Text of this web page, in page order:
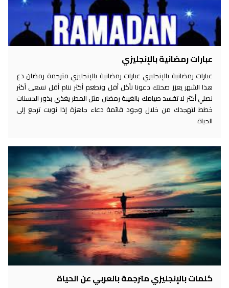
عبارات رمضانية بالإنجليزي
عبارات رمضانية بالإنجليزي عبارات رمضانية بالإنجليزي مترجمة رمضان دع
هذا الشهر يعزز صحتك دعونا نأكل أقل ونطعم أكثر ننام أقل نسعى أكثر
نصلي أكثر لا تفسد صيامك بالغيبة رمضان مثل المطر يغذي بذور الحسنات
خطط لتهجدك من خلال وجود قائمة دعاء جاهزة إذا نويت ترجع إلى
الحياة
كلمات بالإنجليزي مترجمة بالعربي عن الحياة